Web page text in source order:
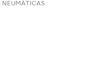
NEUMÁTICAS